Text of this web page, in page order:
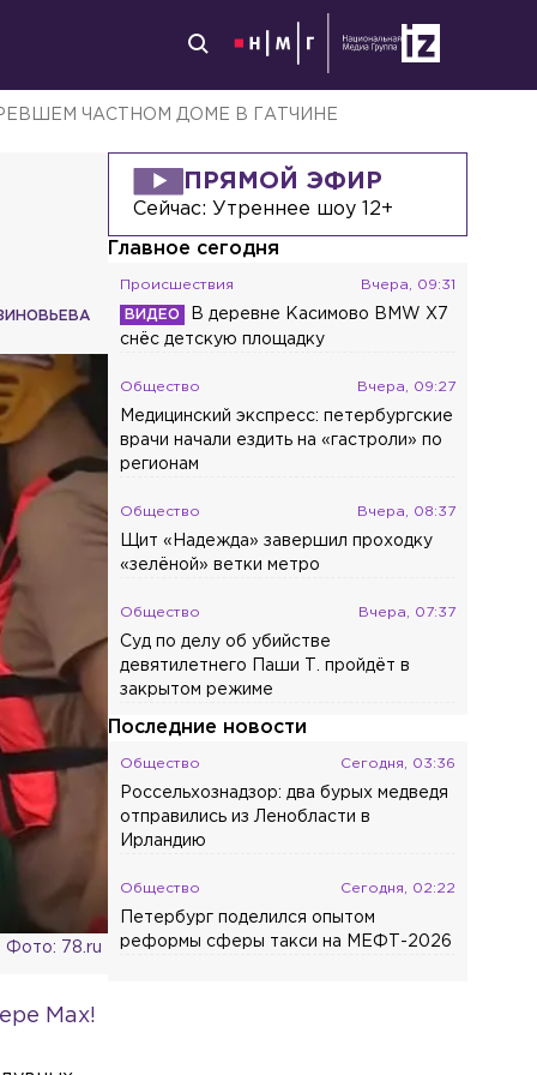
ЧАСТНОМ ДОМЕ В ГАТЧИНЕ
Фото: 78.ru
Max!
ПРЯМОЙ ЭФИР
Сейчас: Утреннее шоу 12+
Главное сегодня
Происшествия Вчера, 09:31
В деревне Касимово BMW X7
снёс детскую площадку
Общество Вчера, 09:27
Медицинский экспресс: петербургские
врачи начали ездить на «гастроли» по
регионам
Общество Вчера, 08:37
Щит «Надежда» завершил проходку
«зелёной» ветки метро
Общество Вчера, 07:37
Суд по делу об убийстве
девятилетнего Паши Т. пройдёт в
закрытом режиме
Последние новости
Общество Сегодня, 03:36
Россельхознадзор: два бурых медведя
отправились из Ленобласти в
Ирландию
Общество Сегодня, 02:22
Петербург поделился опытом
реформы сферы такси на МЕФТ-2026